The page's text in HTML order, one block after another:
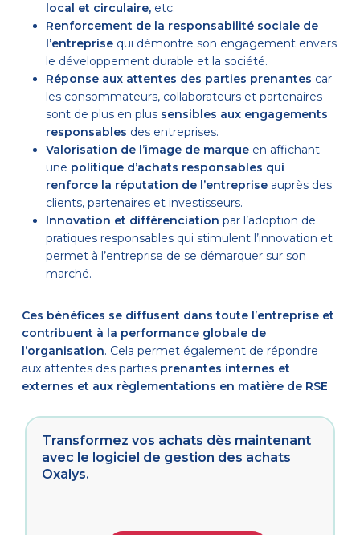
local et circulaire, etc.
Renforcement de la responsabilité sociale de
l’entreprise qui démontre son engagement envers
le développement durable et la société.
Réponse aux attentes des parties prenantes car
les consommateurs, collaborateurs et partenaires
sont de plus en plussensibles aux engagements
responsables des entreprises.
Valorisation de l’image de marque en affichant
une politique d’achats responsables qui
renforce la réputation de l’entrepriseauprès des
clients, partenaires et investisseurs.
Innovation et différenciation par l’adoption de
pratiques responsables qui stimulent l’innovation et
permet à l’entreprise de se démarquer sur son
marché.
Ces bénéfices se diffusent dans toute l’entreprise et
contribuent à la performance globale de
l’organisation. Cela permet également de répondre
aux attentes des parties prenantes internes et
externes et aux règlementations en matière de RSE.
Transformez vos achats dès maintenant
avec le logiciel de gestion des achats
Oxalys.